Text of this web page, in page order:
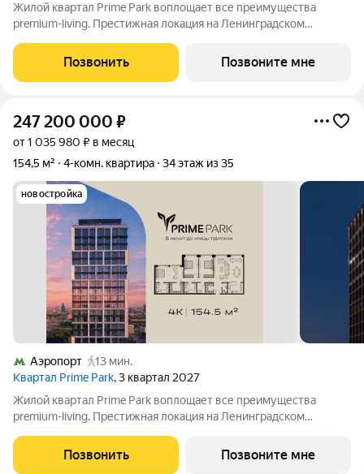
Жилой квартал Prime Park воплощает все преимущества
premium-living. Престижная локация на Ленинградском
и Белой площади, - 20 мин. до аэропорта «Шереметьево» или
«Москва-Сити», - 4 парка
Позвонить Позвоните мне
247 200 000 ₽
от 1 035 980 ₽ в месяц
154,5 м²
4-комн. квартира 34 этаж из 35
новостройка
Аэропорт
13 мин.
Квартал Prime Park, 3 квартал 2027
Жилой квартал Prime Park воплощает все преимущества
premium-living. Престижная локация на Ленинградском
и Белой площади, - 20 мин. до аэропорта «Шереметьево» или
«Москва-Сити», - 4 парка
Позвонить Позвоните мне